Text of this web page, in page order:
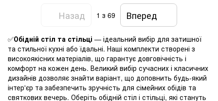
Назад 1 з 69 Вперед
✅Обідній стіл та стільці — ідеальний вибір для затишної
та стильної кухні або їдальні. Наші комплекти створені з
високоякісних матеріалів, що гарантує довговічність і
комфорт на кожен день. Великий вибір сучасних і класичних
дизайнів дозволяє знайти варіант, що доповнить будь-який
інтер'єр та забезпечить зручність для сімейних обідів та
святкових вечерь. Оберіть обідній стіл і стільці, які стануть